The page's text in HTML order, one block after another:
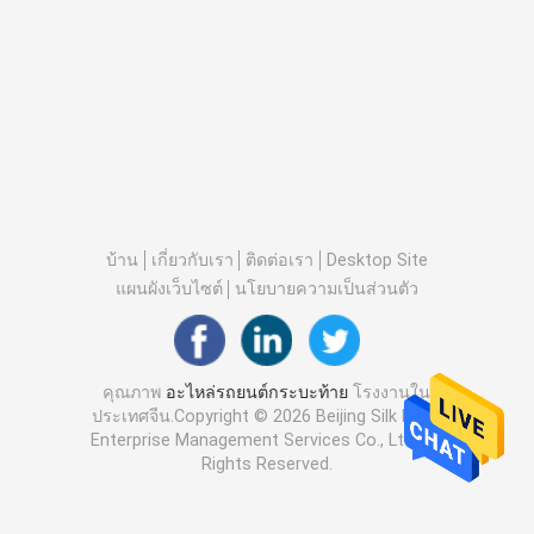
บ้าน เกี่ยวกับเรา ติดต่อเรา
Desktop Site
แผนผังเว็บไซต์
นโยบายความเป็นส่วนตัว
คุณภาพ อะไหล่รถยนต์กระบะท้าย โรงงานใน
ประเทศจีน.Copyright © 2026 Beijing Silk Road
Enterprise Management Services Co., Ltd.. All
Rights Reserved.